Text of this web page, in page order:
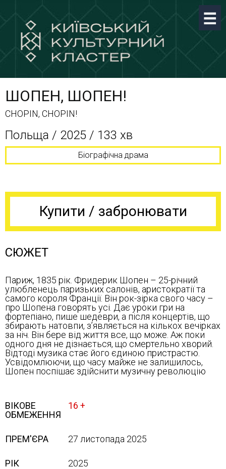
ШОПЕН, ШОПЕН!
CHOPIN, CHOPIN!
Польща / 2025 / 133 хв
Біографічна драма
Купити / забронювати
СЮЖЕТ
Париж, 1835 рік. Фридерик Шопен – 25-річний
улюбленець паризьких салонів, аристократії та
самого короля Франції. Він рок-зірка свого часу –
про Шопена говорять усі. Дає уроки гри на
фортепіано, пише шедеври, а після концертів, що
збирають натовпи, зʼявляється на кількох вечірках
за ніч. Він бере від життя все, що може. Аж поки
одного дня не дізнається, що смертельно хворий.
Відтоді музика стає його єдиною пристрастю.
Усвідомлюючи, що часу майже не залишилось,
Шопен поспішає здійснити музичну революцію
ВІКОВЕ
ОБМЕЖЕННЯ
16 +
ПРЕМ'ЄРА 27 листопада 2025
РІК 2025